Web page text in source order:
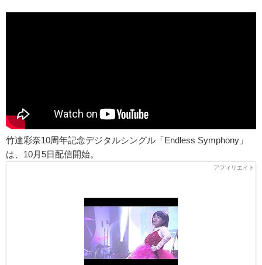
竹達彩奈10周年記念デジタルシングル「Endless Symphony」
は、10月5日配信開始。